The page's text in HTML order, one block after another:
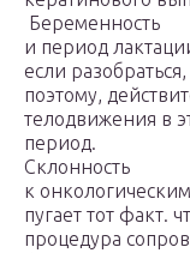
Беременность
и период
если разобраться,
поэтому,
телодвижения в
период.
Склонность
к
пугает тот факт.
процедура